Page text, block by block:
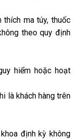
ma túy, thuốc
theo quy định
hiểm hoặc hoạt
là khách hàng trên
định kỳ không